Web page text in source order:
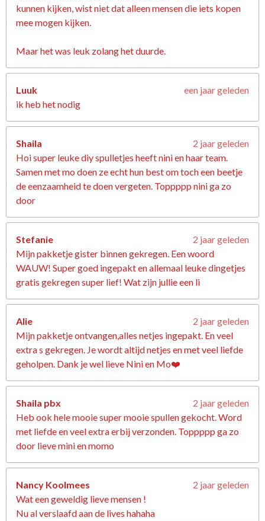
kunnen kijken, wist niet dat alleen mensen die iets kopen
mee mogen kijken.
Maar het was leuk zolang het duurde.
Luuk
een jaar geleden
ik heb het nodig
Shaila
2 jaar geleden
Hoi super leuke diy spulletjes heeft nini en haar team.
Samen met mo doen ze echt hun best om toch een beetje
de eenzaamheid te doen vergeten. Toppppp nini ga zo
door
Stefanie
2 jaar geleden
Mijn pakketje gister binnen gekregen. Een woord
WAUW! Super goed ingepakt en allemaal leuke dingetjes
gratis gekregen super lief! Wat zijn jullie een li
Alie
2 jaar geleden
Mijn pakketje ontvangen,alles netjes ingepakt. En veel
extra s gekregen. Je wordt altijd netjes en met veel liefde
geholpen. Dank je wel lieve Nini en Mo❤️
Shaila pbx
2 jaar geleden
Heb ook hele mooie super mooie spullen gekocht. Word
met liefde en veel extra erbij verzonden. Toppppp ga zo
door lieve mini en momo
Nancy Koolmees
2 jaar geleden
Wat een geweldig lieve mensen !
Nu al verslaafd aan de lives hahaha